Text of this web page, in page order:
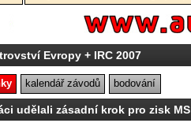
Evropy + IRC 2007
kalendář závodů bodování
udělali zásadní krok pro zisk MS